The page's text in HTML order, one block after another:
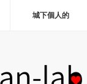
城下個人的